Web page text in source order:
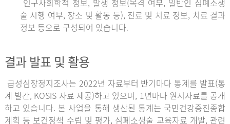
인구사회학적 정보, 발생 정보(목격 여부, 일반인 심폐소생
술 시행 여부, 장소 및 활동 등), 진료 및 치료 정보, 치료 결과
정보 등으로 구성되어 있습니다.
결과 발표 및 활용
급성심장정지조사는 2022년 자료부터 반기마다 통계를 발표(통
계 발간, KOSIS 자료 제공)하고 있으며, 1년마다 원시자료를 공개
하고 있습니다. 본 사업을 통해 생산된 통계는 국민건강증진종합
계획 등 보건정책 수립 및 평가, 심폐소생술 교육자료 개발, 관련